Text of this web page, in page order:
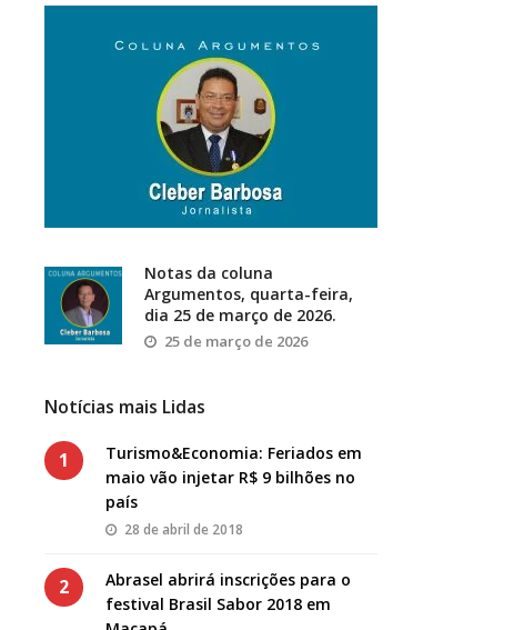
Notas da coluna
Argumentos, quarta-feira,
dia 25 de março de 2026.
25 de março de 2026
Notícias mais Lidas
1
Turismo&Economia: Feriados em
maio vão injetar R$ 9 bilhões no
país
28 de abril de 2018
2
Abrasel abrirá inscrições para o
festival Brasil Sabor 2018 em